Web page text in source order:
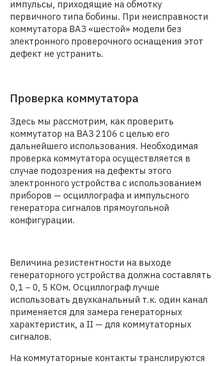
импульсы, приходящие на обмотку
первичного типа бобины. При неисправности
коммутатора ВАЗ «шестой» модели без
электронного проверочного оснащения этот
дефект не устранить.
Проверка коммутатора
Здесь мы рассмотрим, как проверить
коммутатор на ВАЗ 2106 с целью его
дальнейшего использования. Необходимая
проверка коммутатора осуществляется в
случае подозрения на дефекты этого
электронного устройства с использованием
приборов — осциллографа и импульсного
генератора сигналов прямоугольной
конфигурации.
Величина резистентности на выходе
генераторного устройства должна составлять
0,1 – 0, 5 КОм. Осциллограф лучше
использовать двухканальный т.к. один канал
применяется для замера генераторных
характеристик, а II — для коммутаторных
сигналов.
На коммутаторные контакты транслируются